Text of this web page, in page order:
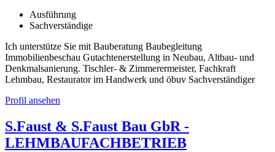
Ausführung
Sachverständige
Ich unterstütze Sie mit Bauberatung Baubegleitung
Immobilienbeschau Gutachtenerstellung in Neubau, Altbau- und
Denkmalsanierung. Tischler- & Zimmerermeister, Fachkraft
Lehmbau, Restaurator im Handwerk und öbuv Sachverständiger
Profil ansehen
S.Faust & S.Faust Bau GbR -
LEHMBAUFACHBETRIEB